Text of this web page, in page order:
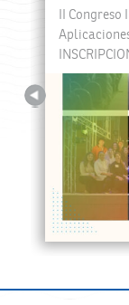
Previous
II Congreso